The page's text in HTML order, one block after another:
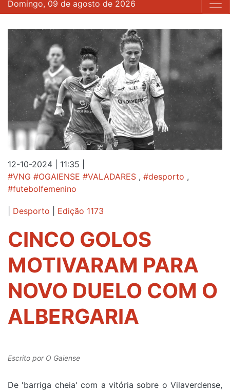
Domingo, 09 de agosto de 2026
12-10-2024 | 11:35
#VNG #OGAIENSE #VALADARES , #desporto ,
#futebolfemenino
Desporto Edição 1173
CINCO GOLOS
MOTIVARAM PARA
NOVO DUELO COM O
ALBERGARIA
Escrito por O Gaiense
De 'barriga cheia' com a vitória sobre o Vilaverdense,